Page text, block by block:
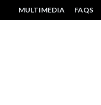
HEADER MENU
MULTIMEDIA FAQS